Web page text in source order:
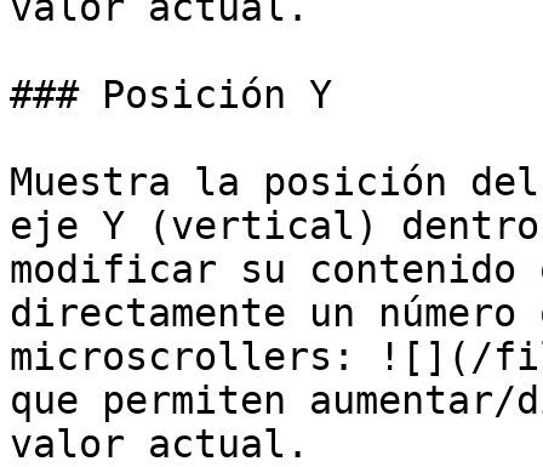
### Posición Y
Muestra la posición
eje Y (vertical)
modificar su contenido
directamente un
microscrollers: ![](/
que permiten
valor actual.